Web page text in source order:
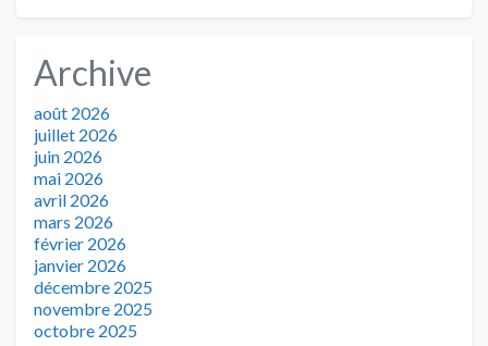
Archive
août 2026
juillet 2026
juin 2026
mai 2026
avril 2026
mars 2026
février 2026
janvier 2026
décembre 2025
novembre 2025
octobre 2025